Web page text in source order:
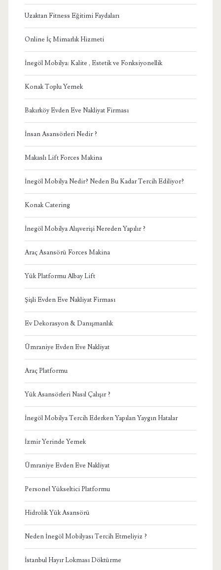
Uzaktan Fitness Eğitimi Faydaları
Online İç Mimarlık Hizmeti
İnegöl Mobilya: Kalite , Estetik ve Fonksiyonellik
Konak Toplu Yemek
Bakırköy Evden Eve Nakliyat Firması
İnsan Asansörleri Nedir ?
Makaslı Lift Forces Makina
İnegöl Mobilya Nedir? Neden Bu Kadar Tercih Ediliyor?
Konak Catering
İnegöl Mobilya Alışverişi Nereden Yapılır ?
Araç Asansörü Forces Makina
Yük Platformu Albay Lift
Şişli Evden Eve Nakliyat Firması
Ev Dekorasyon & Danışmanlık
Ümraniye Evden Eve Nakliyat
Araç Platformu
Yük Asansörleri Nasıl Çalışır ?
İnegöl Mobilya Tercih Ederken Yapılan Yaygın Hatalar
İzmir Yerinde Yemek
Ümraniye Evden Eve Nakliyat
Personel Yükseltici Platformu
Hidrolik Yük Asansörü
Neden İnegöl Mobilyası Tercih Etmeliyiz ?
İstanbul Hayır Lokması Döktürme